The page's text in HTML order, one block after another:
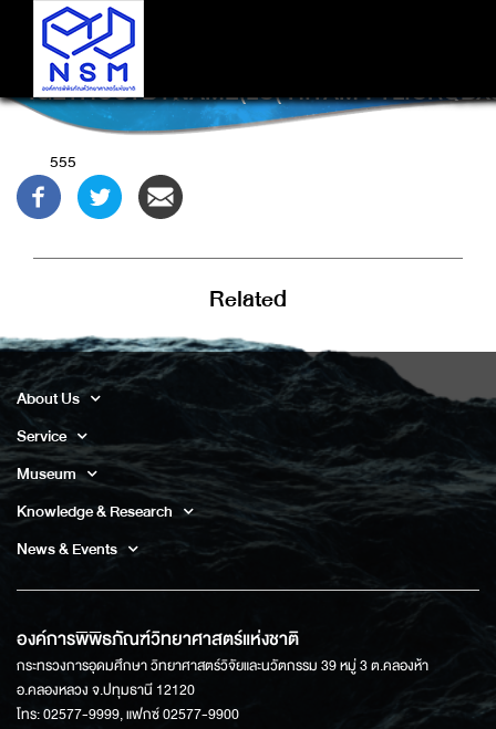
555
Related
About Us
Service
Museum
Knowledge & Research
News & Events
องค์การพิพิธภัณฑ์วิทยาศาสตร์แห่งชาติ
กระทรวงการอุดมศึกษา วิทยาศาสตร์วิจัยและนวัตกรรม 39 หมู่ 3 ต.คลองห้า
อ.คลองหลวง จ.ปทุมธานี 12120
โทร: 02577-9999, แฟกซ์ 02577-9900